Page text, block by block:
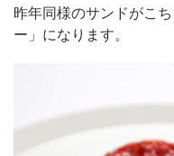
昨年同様のサンドがこ
ー」になります。